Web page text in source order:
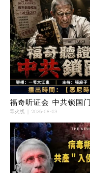
福奇听证会 中共锁国门
导火线 2026-08-03